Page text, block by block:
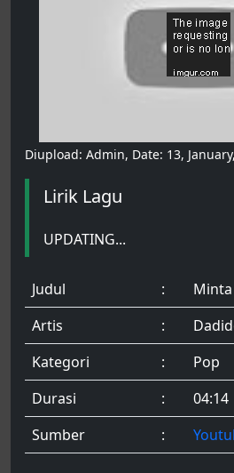
Diupload: Admin, Date: 13,
Lirik Lagu
UPDATING...
Judul :
Artis
:
Kategori
:
Pop
Durasi
:
04:14
Sumber
: